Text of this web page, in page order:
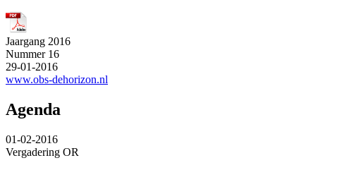
Jaargang 2016
Nummer 16
29-01-2016
www.obs-dehorizon.nl
Agenda
01-02-2016
Vergadering OR